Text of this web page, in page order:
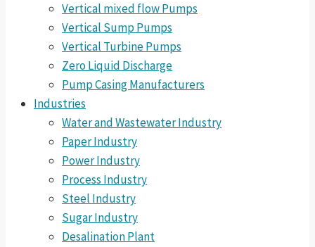
Vertical mixed flow Pumps
Vertical Sump Pumps
Vertical Turbine Pumps
Zero Liquid Discharge
Pump Casing Manufacturers
Industries
Water and Wastewater Industry
Paper Industry
Power Industry
Process Industry
Steel Industry
Sugar Industry
Desalination Plant